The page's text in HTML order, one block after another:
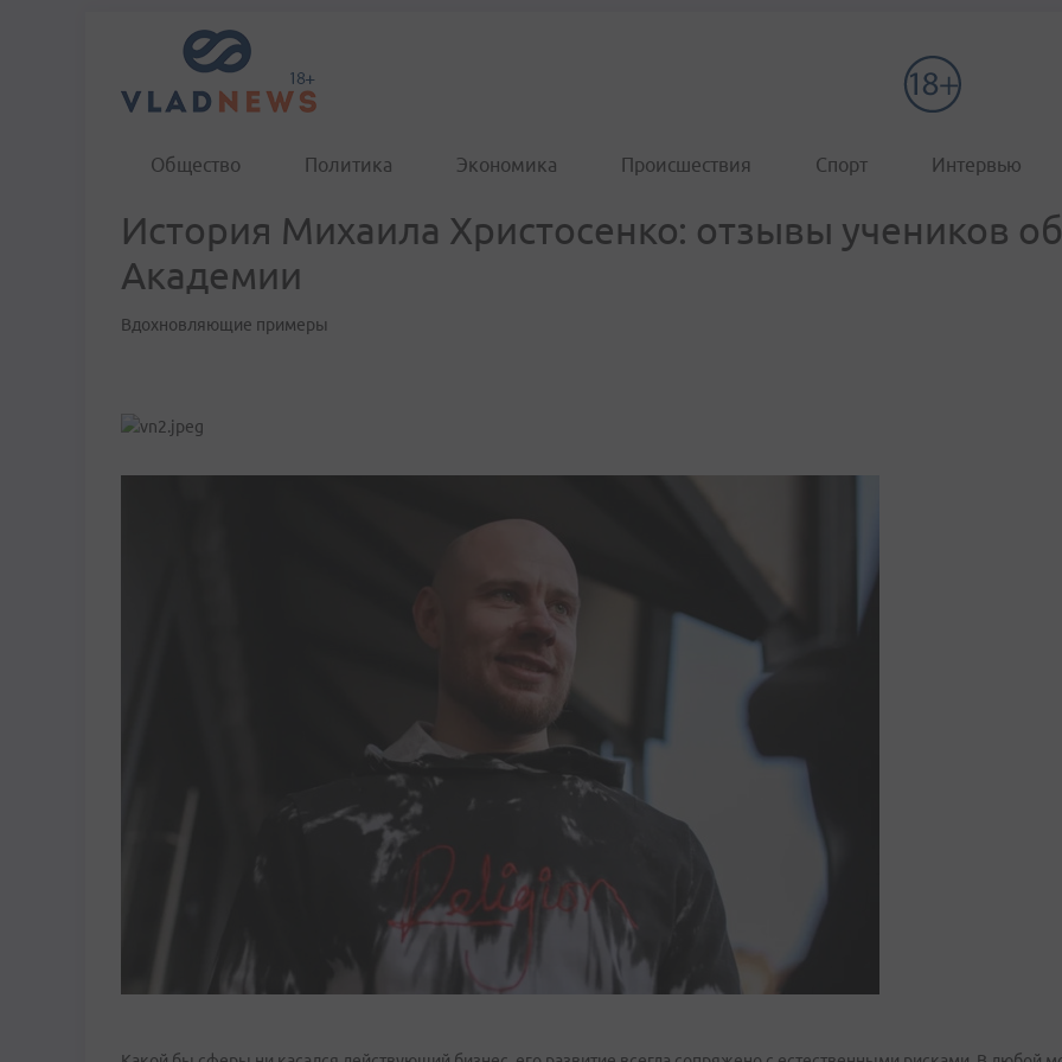
Общество Политика Экономика Происшествия Спорт Интервью
История Михаила Христосенко: отзывы учеников
Академии
Вдохновляющие примеры